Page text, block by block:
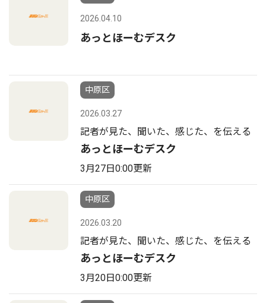
2026.04.10
あっとほーむデスク
中原区
2026.03.27
記者が見た、聞いた、感じた、を伝える
あっとほーむデスク
3月27日0:00更新
中原区
2026.03.20
記者が見た、聞いた、感じた、を伝える
あっとほーむデスク
3月20日0:00更新